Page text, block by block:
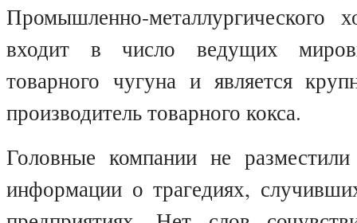
Промышленно-металлургического
входит в число ведущих
товарного чугуна и является
производитель товарного кокса.
Головные компании не
информации о трагедиях,